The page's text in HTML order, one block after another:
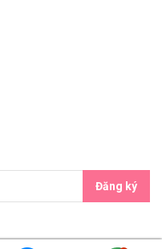
Đăng ký